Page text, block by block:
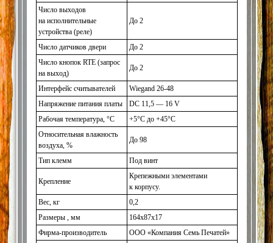
Число выходов
на исполнительные
устройства (реле)
До 2
Число датчиков двери
До 2
Число кнопок RTE (запрос
на выход)
До 2
Интерфейс считывателей
Wiegand 26-48
Напряжение питания платы
DC 11,5 — 16 V
Рабочая температура, °C
+5°C до +45°C
Относительная влажность
воздуха, %
До 98
Тип клемм Под винт
Крепление
Крепежными элементами
к корпусу.
Вес, кг
0,2
Размеры , мм
164x87x17
Фирма-производитель
ООО «КомпанияСемь Печатей»